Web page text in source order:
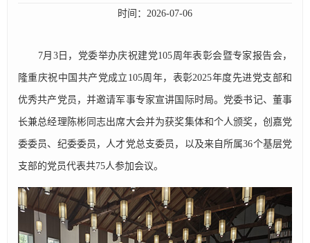
时间： 2026-07-06
7月3日，党委举办庆祝建党105周年表彰会暨专家报告会，
隆重庆祝中国共产党成立105周年，表彰2025年度先进党支部和
优秀共产党员，并邀请军事专家宣讲国际时局。党委书记、董事
长兼总经理陈彬同志出席大会并为获奖集体和个人颁奖，创嘉党
委委员、纪委委员，人才党总支委员，以及来自所属36个基层党
支部的党员代表共75人参加会议。